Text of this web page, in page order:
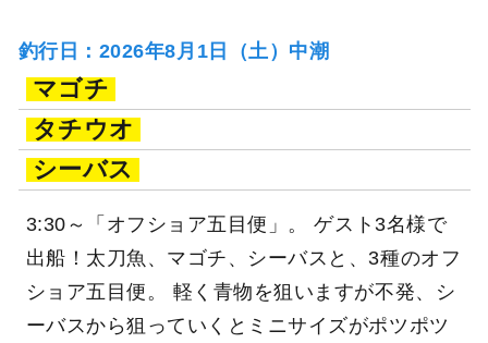
釣行日：2026年8月1日（土）中潮
マゴチ
タチウオ
シーバス
3:30～「オフショア五目便」。 ゲスト3名様で
出船！太刀魚、マゴチ、シーバスと、3種のオフ
ショア五目便。 軽く青物を狙いますが不発、シ
ーバスから狙っていくとミニサイズがポツポツ